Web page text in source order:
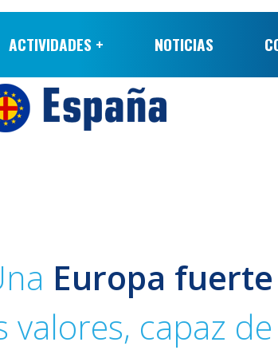
ACTIVIDADES + NOTICIAS
Europa
valores, capaz